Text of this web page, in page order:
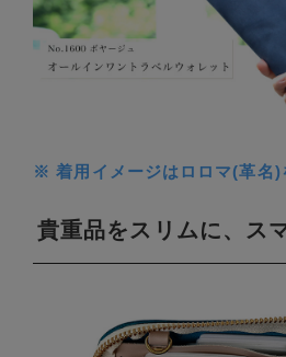
※ 着用イメージはロロマ(革名
貴重品をスリムに、ス